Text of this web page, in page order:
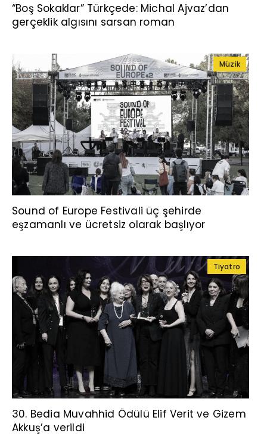
“Boş Sokaklar” Türkçede: Michal Ajvaz’dan
gerçeklik algısını sarsan roman
Müzik
Sound of Europe Festivali üç şehirde
eşzamanlı ve ücretsiz olarak başlıyor
Tiyatro
30. Bedia Muvahhid Ödülü Elif Verit ve Gizem
Akkuş’a verildi